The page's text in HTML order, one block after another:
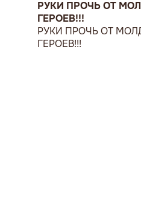
РУКИ ПРОЧЬ ОТ
ГЕРОЕВ!!!
РУКИ ПРОЧЬ ОТ
ГЕРОЕВ!!!